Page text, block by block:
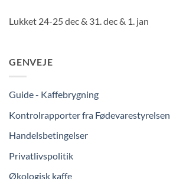
Lukket 24-25 dec & 31. dec & 1. jan
GENVEJE
Guide - Kaffebrygning
Kontrolrapporter fra Fødevarestyrelsen
Handelsbetingelser
Privatlivspolitik
Økologisk kaffe